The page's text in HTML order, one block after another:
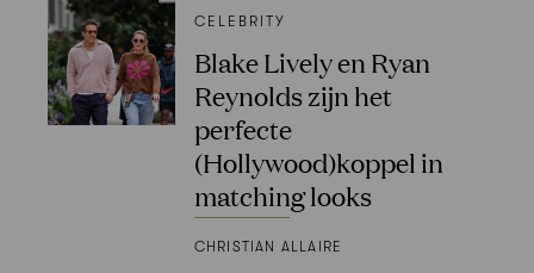
CELEBRITY
Blake Lively en Ryan
Reynolds zijn het
perfecte
(Hollywood)koppel in
matching looks
CHRISTIAN ALLAIRE